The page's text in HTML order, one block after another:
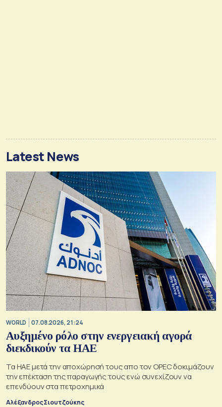
Latest News
WORLD 07.08.2026, 21:24
Αυξημένο ρόλο στην ενεργειακή αγορά
διεκδικούν τα ΗΑΕ
Τα ΗΑΕ μετά την αποχώρησή τους απο τον OPEC δοκιμάζουν
την επέκταση της παραγωγής τους ενώ συνεχίζουν να
επενδύουν στα πετροχημικά
Αλέξανδρος Σιουτζούκης